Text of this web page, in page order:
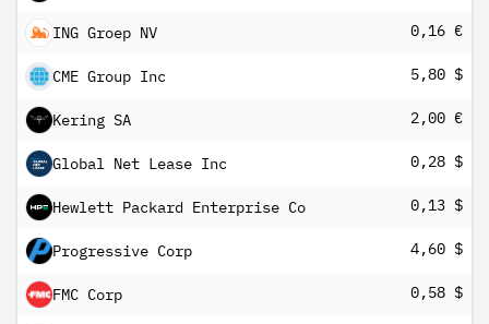
ING Groep NV 0,16 €
CME Group Inc 5,80 $
Kering SA 2,00 €
Global Net Lease Inc 0,28 $
Hewlett Packard Enterprise Co 0,13 $
Progressive Corp 4,60 $
FMC Corp 0,58 $